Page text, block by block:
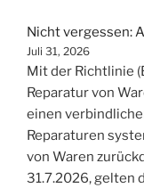
Nicht vergessen:
Juli 31, 2026
Mit der Richtlinie
Reparatur von
einen
Reparaturen
von Waren
31.7.2026, gelten